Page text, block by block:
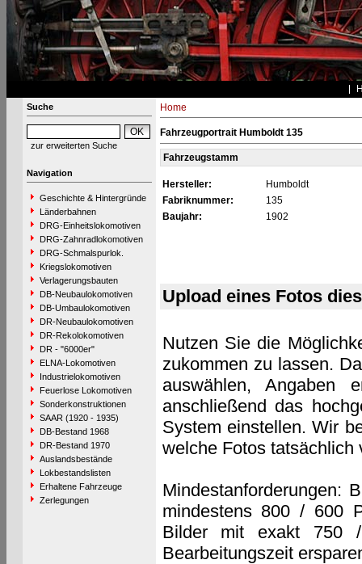
Suche
zur erweiterten Suche
Navigation
Geschichte & Hintergründe
Länderbahnen
DRG-Einheitslokomotiven
DRG-Zahnradlokomotiven
DRG-Schmalspurlok.
Kriegslokomotiven
Verlagerungsbauten
DB-Neubaulokomotiven
DB-Umbaulokomotiven
DR-Neubaulokomotiven
DR-Rekolokomotiven
DR - "6000er"
ELNA-Lokomotiven
Industrielokomotiven
Feuerlose Lokomotiven
Sonderkonstruktionen
SAAR (1920 - 1935)
DB-Bestand 1968
DR-Bestand 1970
Auslandsbestände
Lokbestandslisten
Erhaltene Fahrzeuge
Zerlegungen
Home
Fahrzeugportrait Humboldt 135
Fahrzeugstamm
Hersteller:
Humboldt
Fabriknummer:
135
Baujahr:
1902
Upload eines Fotos
Nutzen Sie die
zukommen zu lassen.
auswählen, Angaben
anschließend das
System einstellen. Wir
welche Fotos tatsächlich
Mindestanforderungen:
mindestens 800 / 600
Bilder mit exakt 750
Bearbeitungszeit